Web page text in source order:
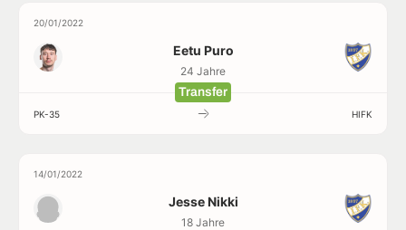
20/01/2022
Eetu Puro
24 Jahre
Transfer
PK-35 HIFK
14/01/2022
Jesse Nikki
18 Jahre